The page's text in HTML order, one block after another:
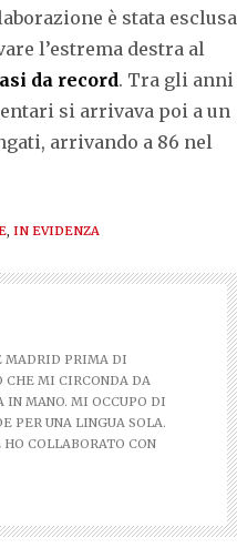
è stata esclusa
l’estrema destra al
da record. Tra gli anni
si arrivava poi a un
arrivando a 86 nel
IN EVIDENZA
MADRID PRIMA DI
CHE MI CIRCONDA DA
IN MANO. MI OCCUPO DI
PER UNA LINGUA SOLA.
COLLABORATO CON